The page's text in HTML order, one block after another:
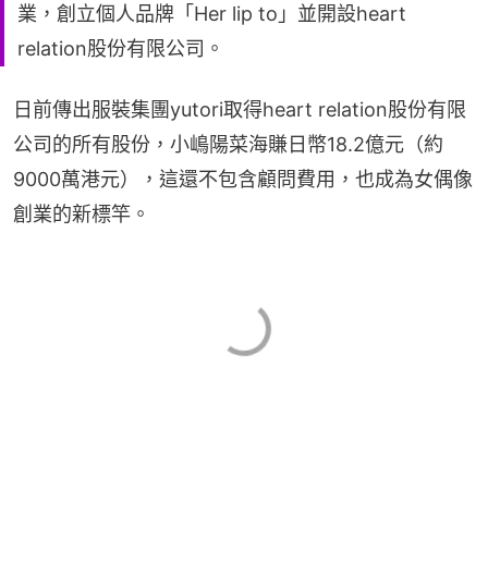
業，創立個人品牌「Her lip to」並開設heart
relation股份有限公司。
日前傳出服裝集團yutori取得heart relation股份有限
公司的所有股份，小嶋陽菜海賺日幣18.2億元（約
9000萬港元），這還不包含顧問費用，也成為女偶像
創業的新標竿。